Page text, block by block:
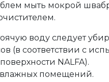
мыть мокрой
воду следует
(в соответствии с
NALFA).
помещений.